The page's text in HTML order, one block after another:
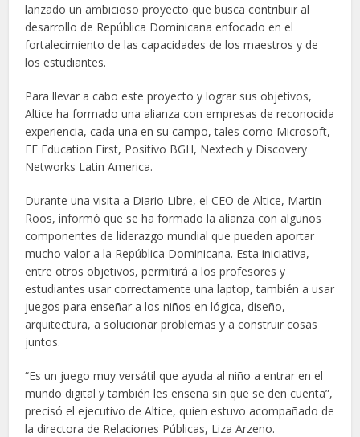
lanzado un ambicioso proyecto que busca contribuir al
desarrollo de República Dominicana enfocado en el
fortalecimiento de las capacidades de los maestros y de
los estudiantes.
Para llevar a cabo este proyecto y lograr sus objetivos,
Altice ha formado una alianza con empresas de reconocida
experiencia, cada una en su campo, tales como Microsoft,
EF Education First, Positivo BGH, Nextech y Discovery
Networks Latin America.
Durante una visita a Diario Libre, el CEO de Altice, Martin
Roos, informó que se ha formado la alianza con algunos
componentes de liderazgo mundial que pueden aportar
mucho valor a la República Dominicana. Esta iniciativa,
entre otros objetivos, permitirá a los profesores y
estudiantes usar correctamente una laptop, también a usar
juegos para enseñar a los niños en lógica, diseño,
arquitectura, a solucionar problemas y a construir cosas
juntos.
“Es un juego muy versátil que ayuda al niño a entrar en el
mundo digital y también les enseña sin que se den cuenta”,
precisó el ejecutivo de Altice, quien estuvo acompañado de
la directora de Relaciones Públicas, Liza Arzeno.